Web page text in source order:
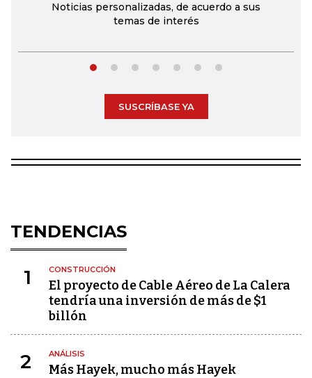
Noticias personalizadas, de acuerdo a sus
temas de interés
SUSCRÍBASE YA
TENDENCIAS
1 CONSTRUCCIÓN
El proyecto de Cable Aéreo de La Calera
tendría una inversión de más de $1
billón
2 ANÁLISIS
Más Hayek, mucho más Hayek